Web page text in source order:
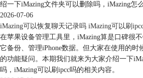
绍一下iMazing文件夹可以删除吗，iMazing怎
2026-07-06
iMazing可以恢复聊天记录吗 iMazing可以刷
在苹果设备管理工具里，iMazing算是口碑很
它备份、管理iPhone数据。但大家在使用的时
的功能疑问。本期我们就来为大家介绍一下
吗，iMazing可以刷ipcc吗的相关内容。